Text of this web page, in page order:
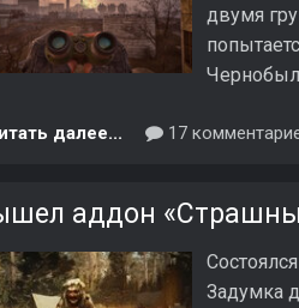
двумя
далее... 17
аддон
Задумка